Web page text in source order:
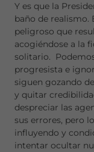
Y es que la
baño de realismo.
peligroso que
acogiéndose a la
solitario.
progresista e
siguen gozando
y quitar
despreciar las
sus errores, pero
influyendo y
intentar ocultar